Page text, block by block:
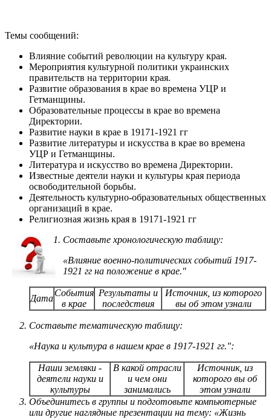
Темы сообщений:
Влияние событий революции на культуру края.
Мероприятия культурной политики украинских
правительств на территории края.
Развитие образования в крае во времена УЦР и
Гетманщины.
Образовательные процессы в крае во времена
Директории.
Развитие науки в крае в 19171-1921 гг
Развитие литературы и искусства в крае во времена
УЦР и Гетманщины.
Литература и искусство во времена Директории.
Известные деятели науки и культуры края периода
освободительной борьбы.
Деятельность культурно-образовательных общественных
организаций в крае.
Религиозная жизнь края в 19171-1921 гг
Составьте хронологическую таблицу:
«Влияние военно-политических событий 1917-
1921 гг на положение в крае."
Дата
События
в крае
Результаты и
последствия
Источник, из которого
вы об этом узнали
Составьте тематическую таблицу:
«Наука и культура в нашем крае в 1917-1921 гг.":
Наши земляки -
деятели науки и
культуры
В какой отрасли
и чем они
занимались
Источник, из
которого вы об
этом узнали
Объединитесь в группы и подготовьте компьютерные
или другие наглядные презентации на тему: «Жизнь